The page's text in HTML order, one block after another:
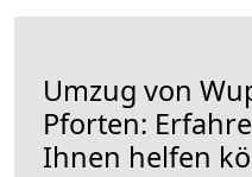
Umzug von
Pforten:
Ihnen helfen